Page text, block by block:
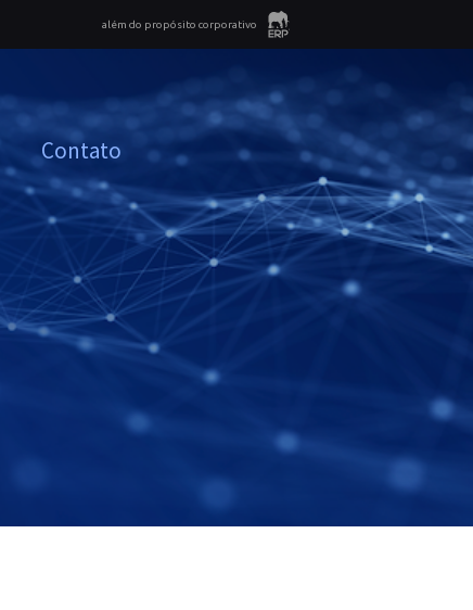
além do propósito corporativo
Contato